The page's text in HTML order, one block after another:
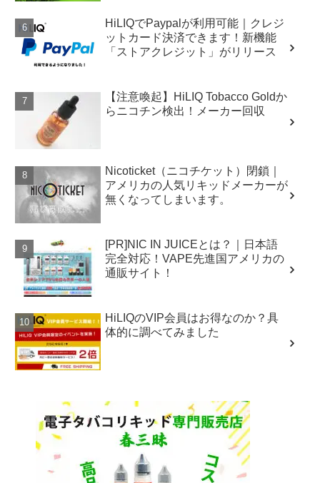
HiLIQでPaypalが利用可能｜クレジ
ットカード決済できます！新機能
「ストアクレジット」がリリース
【注意喚起】HiLIQ Tobacco Goldか
らニコチン検出！メーカー回収
Nicoticket（ニコチケット）閉鎖｜
アメリカの人気リキッドメーカーが
無くなってしまいます。
[PR]NIC IN JUICEとは？｜日本語
完全対応！VAPE先進国アメリカの
通販サイト！
HiLIQのVIP会員はお得なのか？具
体的に調べてみました